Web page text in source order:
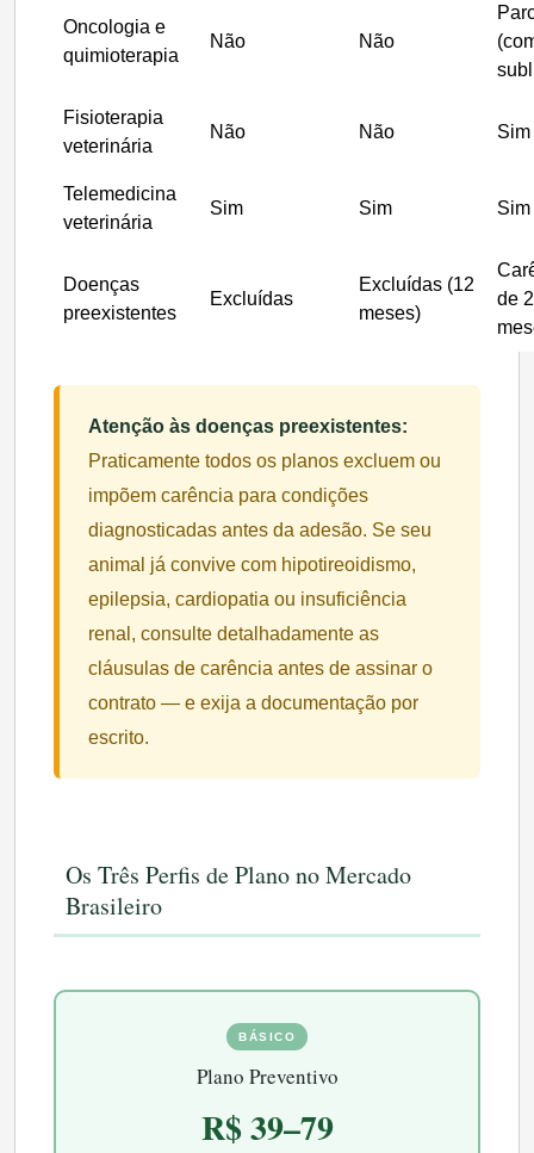
Oncologia e
quimioterapia
Não Não
Fisioterapia
veterinária
Não Não Sim
Telemedicina
veterinária
Sim Sim Sim
Doenças
preexistentes
Excluídas
Excluídas (12
meses)
de
Atenção às doenças preexistentes:
Praticamente todos os planos excluem ou
impõem carência para condições
diagnosticadas antes da adesão. Se seu
animal já convive com hipotireoidismo,
epilepsia, cardiopatia ou insuficiência
renal, consulte detalhadamente as
cláusulas de carência antes de assinar o
contrato — e exija a documentação por
escrito.
Os Três Perfis de Plano no Mercado
Brasileiro
BÁSICO
Plano Preventivo
R$ 39–79